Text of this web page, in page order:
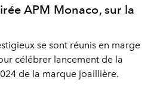
APM Monaco, sur la
se sont réunis en marge
célébrer lancement de la
de la marque joaillière.